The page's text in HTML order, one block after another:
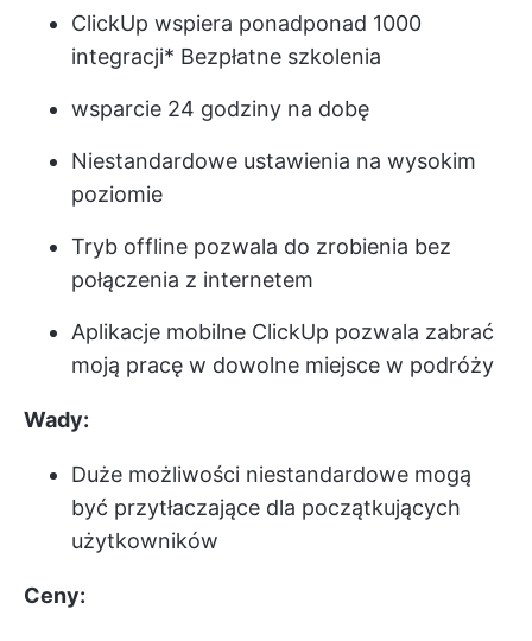
ClickUp wspiera ponadponad 1000
integracji* Bezpłatne szkolenia
wsparcie 24 godziny na dobę
Niestandardowe ustawienia na wysokim
poziomie
Tryb offline pozwala do zrobienia bez
połączenia z internetem
Aplikacje mobilne ClickUp pozwala zabrać
moją pracę w dowolne miejsce w podróży
Wady:
Duże możliwości niestandardowe mogą
być przytłaczające dla początkujących
użytkowników
Ceny: